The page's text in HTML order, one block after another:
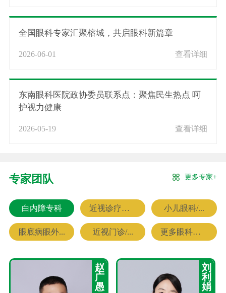
全国眼科专家汇聚榕城，共启眼科新篇章
2026-06-01 查看详细
东南眼科医院政协委员联系点：聚焦民生热点 呵
护视力健康
2026-05-19 查看详细
专家团队 更多专家+
白内障专科 近视诊疗专科 小儿眼科/...
眼底病眼外... 近视门诊/... 更多眼科专家
赵
广
愚
刘
利
娟